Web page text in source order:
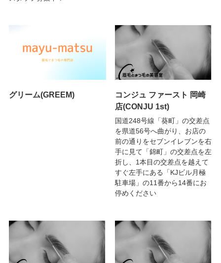
グリーム(GREEM)
コンジュ ファースト 岡崎
店(CONJU 1st)
国道248号線「葵町」の交差点
を県道56号へ曲がり、お店の
前の通りをセブンイレブンを右
手に見て「錦町」の交差点を左
折し、1本目の交差点を越えて
すぐ左手にある「KJビル月極
駐車場」の11番から14番にお
停めください